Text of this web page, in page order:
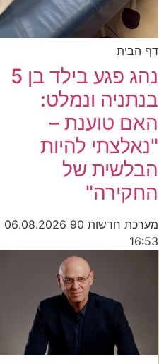
דף הבית
נהג פגע בילד בן 5
בנתניה ונמלט:
האם טוענת –
"נאלצתי להיות
הבלשית של
החקירה"
מערכת חדשות 90
06.08.2026
16:53